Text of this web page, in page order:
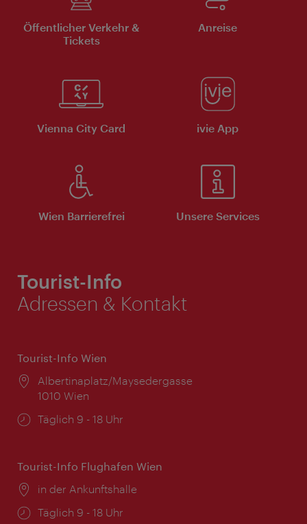
Öffentlicher Verkehr &
Tickets
Anreise
Vienna City Card ivie App
Wien Barrierefrei Unsere Services
Tourist-Info
Adressen & Kontakt
Tourist-Info Wien
Ort:
Albertinaplatz/Maysedergasse
1010 Wien
Öffnungszeiten:
Täglich 9 - 18 Uhr
Tourist-Info Flughafen Wien
Ort:
in der Ankunftshalle
Öffnungszeiten:
Täglich 9 - 18 Uhr